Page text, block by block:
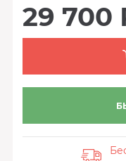
29 700